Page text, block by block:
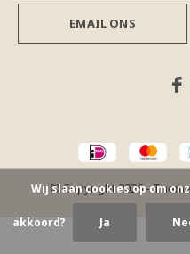
EMAIL ONS
© Copyright2026-
Wij slaan cookies op om
akkoord? Ja